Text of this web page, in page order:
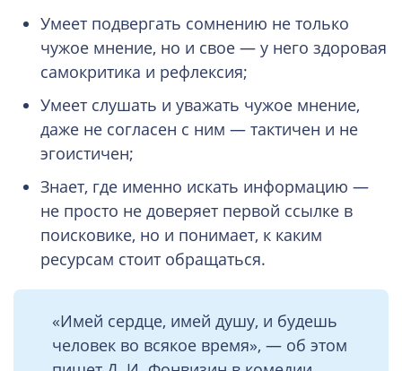
Умеет подвергать сомнению не только
чужое мнение, но и свое — у него здоровая
самокритика и рефлексия;
Умеет слушать и уважать чужое мнение,
даже не согласен с ним — тактичен и не
эгоистичен;
Знает, где именно искать информацию —
не просто не доверяет первой ссылке в
поисковике, но и понимает, к каким
ресурсам стоит обращаться.
«Имей сердце, имей душу, и будешь
человек во всякое время», — об этом